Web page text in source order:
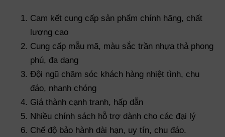
Cam kết cung cấp sản phẩm chính hãng, chất
lượng cao
Cung cấp mẫu mã, màu sắc trần nhựa thả phong
phú, đa dạng
Đội ngũ chăm sóc khách hàng nhiệt tình, chu
đáo, nhanh chóng
Giá thành cạnh tranh, hấp dẫn
Nhiều chính sách hỗ trợ dành cho các đại lý
Chế độ bảo hành dài hạn, uy tín, chu đáo.